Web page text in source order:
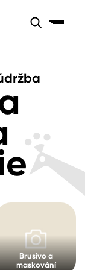
Nátěrové
Brusivo a
maskování